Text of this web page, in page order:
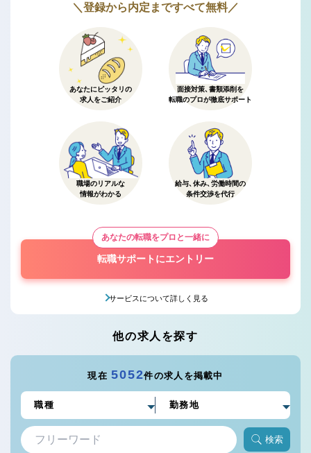
＼登録から内定まですべて無料／
あなたにピッタリの
求人をご紹介
面接対策、書類添削を
転職のプロが徹底サポート
職場のリアルな
情報がわかる
給与、休み、労働時間の
条件交渉を代行
あなたの転職をプロと一緒に
転職サポートにエントリー
サービスについて詳しく見る
他の求人を探す
現在5052件の求人を掲載中
検索